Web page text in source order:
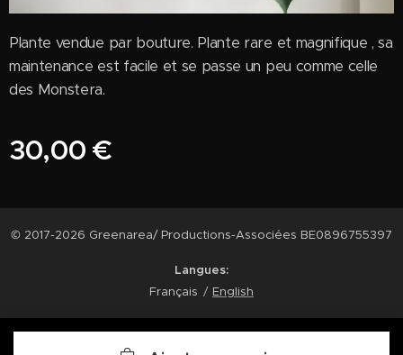
Plante vendue par bouture. Plante rare et magnifique , sa
maintenance est facile et se passe un peu comme celle
des Monstera.
30,00 €
© 2017-2026 Greenarea/ Productions-Associées BE0896755397
Langues
Français
English